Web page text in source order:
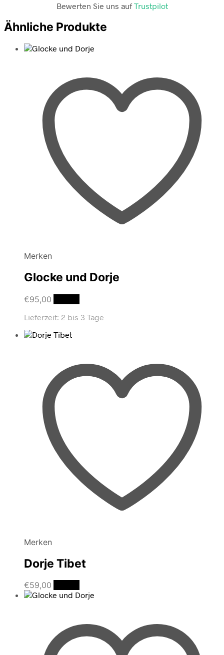
Bewerten Sie uns aufTrustpilot
Ähnliche Produkte
Merken
Glocke und Dorje
€95,00
Lieferzeit: 2 bis 3 Tage
Merken
Dorje Tibet
€59,00